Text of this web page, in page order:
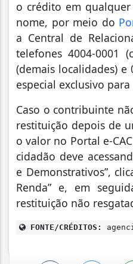
o crédito em
nome, por meio do
a Central de
telefones 4004-0001
(demais localidades) e
especial exclusivo
Caso o contribuinte
restituição depois de
o valor no Portal e-
cidadão deve
e Demonstrativos”,
Renda” e, em
restituição não
FONTE/CRÉDITOS: